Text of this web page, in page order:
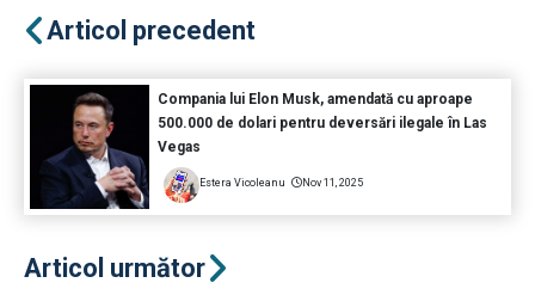
Articol precedent
Compania lui Elon Musk, amendată cu aproape
500.000 de dolari pentru deversări ilegale în Las
Vegas
Estera Vicoleanu Nov 11, 2025
Articol următor